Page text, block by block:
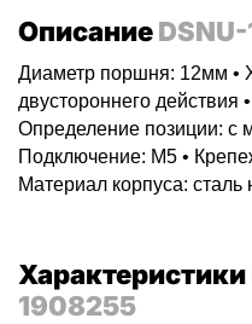
Описание
Диаметр поршня: 12мм •
двустороннего действия
Определение позиции: с
Подключение: M5 •
Материал корпуса:
Характеристики
1908255